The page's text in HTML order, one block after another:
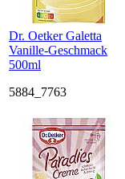
Dr. Oetker Galetta
Vanille-Geschmack
500ml
5884_7763